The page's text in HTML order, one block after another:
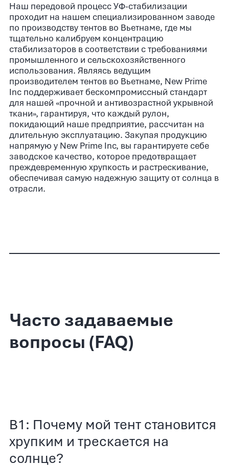
Наш передовой процесс УФ-стабилизации
проходит на нашем специализированном заводе
по производству тентов во Вьетнаме, где мы
тщательно калибруем концентрацию
стабилизаторов в соответствии с требованиями
промышленного и сельскохозяйственного
использования. Являясь ведущим
производителем тентов во Вьетнаме, New Prime
Inc поддерживает бескомпромиссный стандарт
для нашей «прочной и антивозрастной укрывной
ткани», гарантируя, что каждый рулон,
покидающий наше предприятие, рассчитан на
длительную эксплуатацию. Закупая продукцию
напрямую у New Prime Inc, вы гарантируете себе
заводское качество, которое предотвращает
преждевременную хрупкость и растрескивание,
обеспечивая самую надежную защиту от солнца в
отрасли.
Часто задаваемые
вопросы (FAQ)
В1: Почему мой тент становится
хрупким и трескается на
солнце?